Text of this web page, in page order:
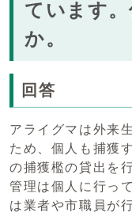
ています
か。
回答
アライグマは外来
ため、個人も捕獲
の捕獲檻の貸出を
管理は個人に行っ
は業者や市職員が